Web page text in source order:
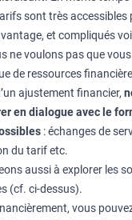
sont très accessibles
et compliqués
ne voulons pas que
de ressources
ajustement financier,
en dialogue avec le
: échanges de
du tarif etc.
aussi à explorer les
(cf. ci-dessus).
vous